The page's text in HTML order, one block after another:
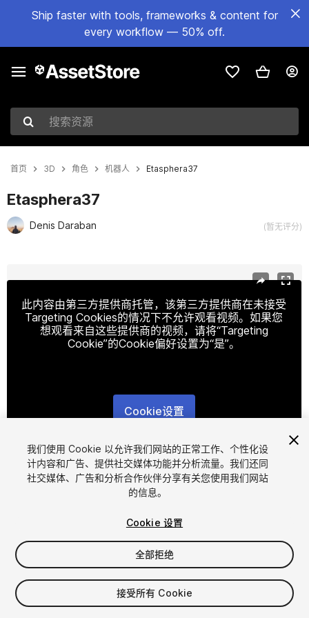
Ship faster with tools, frameworks & content for
every workflow — 50% off.
搜索资源
首页 3D 角色 机器人 Etasphera37
Etasphera37
Denis Daraban (暂无评分)
此内容由第三方提供商托管，该第三方提供商在未接受
Targeting Cookies的情况下不允许观看视频。如果您
想观看来自这些提供商的视频，请将“Targeting
Cookie”的Cookie偏好设置为“是”。
Cookie设置
1/6
$50
增值税将在结算时计算
我们使用 Cookie 以允许我们网站的正常工作、个性化设
计内容和广告、提供社交媒体功能并分析流量。我们还同
社交媒体、广告和分析合作伙伴分享有关您使用我们网站
的信息。
Cookie 设置
全部拒绝
接受所有 Cookie